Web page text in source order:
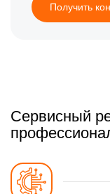
Получить
Сервисный